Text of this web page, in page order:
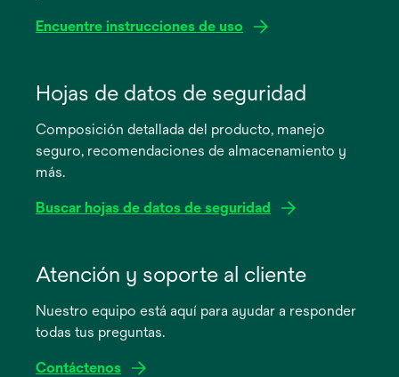
Encuentre instrucciones de uso
abre
pestaña
nueva
Hojas de datos de seguridad
Composición detallada del producto, manejo
seguro, recomendaciones de almacenamiento y
más.
Buscar hojas de datos de seguridad
abre
pestaña
Atención y soporte al cliente
Nuestro equipo está aquí para ayudar a responder
todas tus preguntas.
Contáctenos